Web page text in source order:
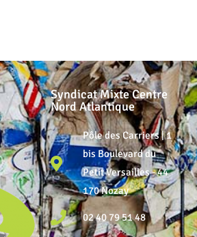
Syndicat Mixte Centre
Nord Atlantique
Pôle des Carriers | 1
bis Boulevard du
Petit Versailles - 44
170 Nozay
02 40 79 51 48